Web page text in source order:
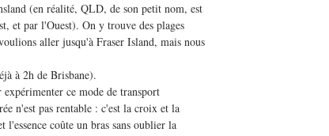
(en réalité, QLD, de son petit nom, est
et par l'Ouest). On y trouve des plages
aller jusqu'à Fraser Island, mais nous
à 2h de Brisbane).
ce mode de transport
n'est pas rentable : c'est la croix et la
coûte un bras sans oublier la